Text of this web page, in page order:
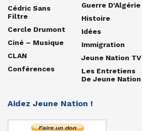
Cédric Sans
Filtre
Cercle Drumont
Ciné – Musique
CLAN
Conférences
Guerre D'Algérie
Histoire
Idées
Immigration
Jeune Nation TV
Les Entretiens
De Jeune Nation
Aidez Jeune Nation !